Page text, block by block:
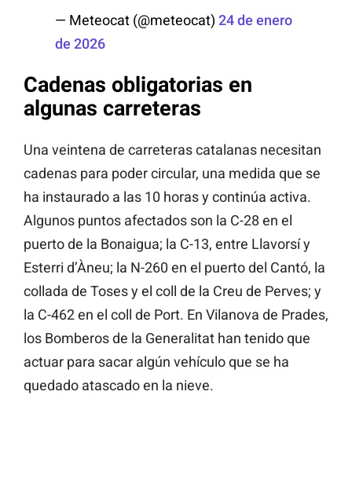
— Meteocat (@meteocat) 24 de enero
de 2026
Cadenas obligatorias en
algunas carreteras
Una veintena de carreteras catalanas necesitan
cadenas para poder circular, una medida que se
ha instaurado a las 10 horas y continúa activa.
Algunos puntos afectados son la C-28 en el
puerto de la Bonaigua; la C-13, entre Llavorsí y
Esterri d’Àneu; la N-260 en el puerto del Cantó, la
collada de Toses y el coll de la Creu de Perves; y
la C-462 en el coll de Port. En Vilanova de Prades,
los Bomberos de la Generalitat han tenido que
actuar para sacar algún vehículo que se ha
quedado atascado en la nieve.